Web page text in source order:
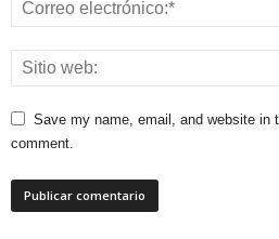
Save my name, email, and website in
comment.